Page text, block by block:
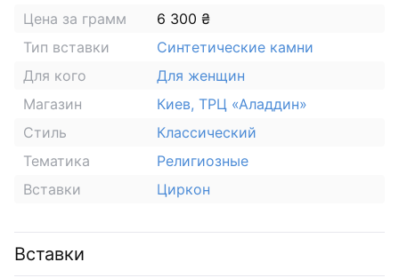
Цена за грамм
6 300 ₴
Тип вставки
Синтетические камни
Для кого
Для женщин
Магазин
Киев, ТРЦ «Аладдин»
Стиль
Классический
Тематика
Религиозные
Вставки
Циркон
Вставки